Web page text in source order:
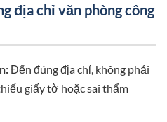
địa chỉ văn phòng công
Đến đúng địa chỉ, không phải
giấy tờ hoặc sai thẩm